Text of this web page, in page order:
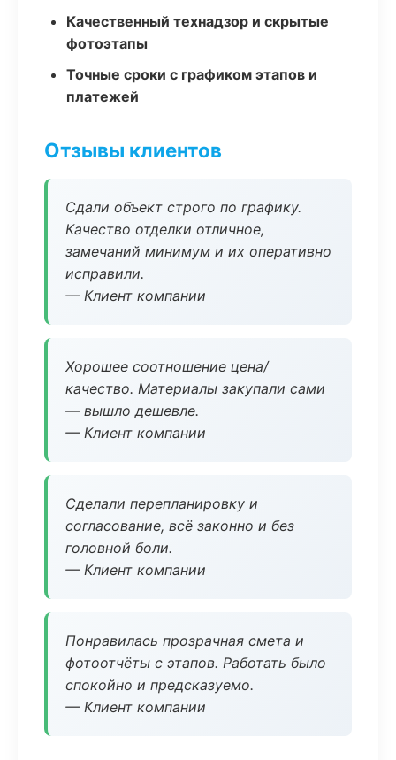
Качественный технадзор и скрытые
фотоэтапы
Точные сроки с графиком этапов и
платежей
Отзывы клиентов
Сдали объект строго по графику.
Качество отделки отличное,
замечаний минимум и их оперативно
исправили.
— Клиент компании
Хорошее соотношение цена/
качество. Материалы закупали сами
— вышло дешевле.
— Клиент компании
Сделали перепланировку и
согласование, всё законно и без
головной боли.
— Клиент компании
Понравилась прозрачная смета и
фотоотчёты с этапов. Работать было
спокойно и предсказуемо.
— Клиент компании